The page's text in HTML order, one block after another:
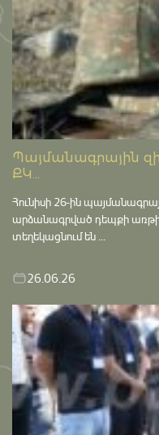
Պայմանագրային
ՔԿ...
Հունիսի 26-ին
արձանագրված դեպքի
տեղեկացնում են ...
26.06.26